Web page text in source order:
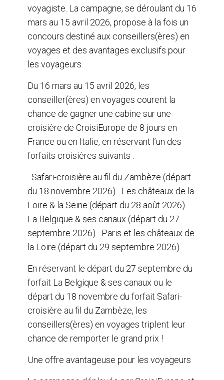
voyagiste. La campagne, se déroulant du 16
mars au 15 avril 2026, propose à la fois un
concours destiné aux conseillers(ères) en
voyages et des avantages exclusifs pour
les voyageurs.
Du 16 mars au 15 avril 2026, les
conseiller(ères) en voyages courent la
chance de gagner une cabine sur une
croisière de CroisiEurope de 8 jours en
France ou en Italie, en réservant l’un des
forfaits croisières suivants :
· Safari-croisière au fil du Zambèze (départ
du 18 novembre 2026) · Les châteaux de la
Loire & la Seine (départ du 28 août 2026) ·
La Belgique & ses canaux (départ du 27
septembre 2026) · Paris et les châteaux de
la Loire (départ du 29 septembre 2026)
En réservant le départ du 27 septembre du
forfait La Belgique & ses canaux ou le
départ du 18 novembre du forfait Safari-
croisière au fil du Zambèze, les
conseillers(ères) en voyages triplent leur
chance de remporter le grand prix !
Une offre avantageuse pour les voyageurs